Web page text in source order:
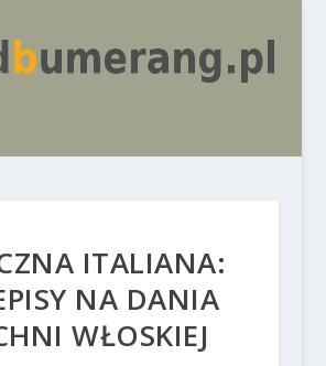
ITALIANA:
NA DANIA
WŁOSKIEJ